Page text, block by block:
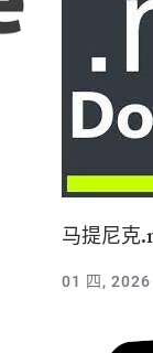
马提尼克
01 四, 2026